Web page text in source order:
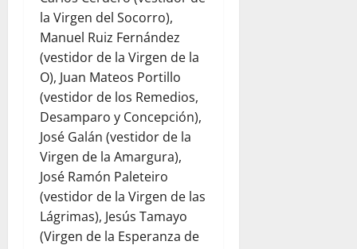
la Virgen del Socorro),
Manuel Ruiz Fernández
(vestidor de la Virgen de la
O), Juan Mateos Portillo
(vestidor de los Remedios,
Desamparo y Concepción),
José Galán (vestidor de la
Virgen de la Amargura),
José Ramón Paleteiro
(vestidor de la Virgen de las
Lágrimas), Jesús Tamayo
(Virgen de la Esperanza de